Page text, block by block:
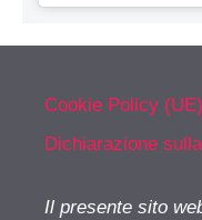
Cookie Policy (UE)
Dichiarazione
Il presente sito